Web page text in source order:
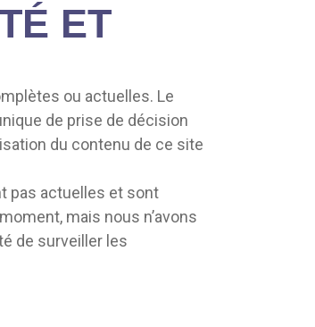
ET
ou actuelles. Le
de prise de décision
du contenu de ce site
pas actuelles et sont
mais nous n’avons
de surveiller les